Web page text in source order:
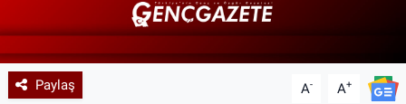
Paylaş A- A+
Astroloji-Rüya